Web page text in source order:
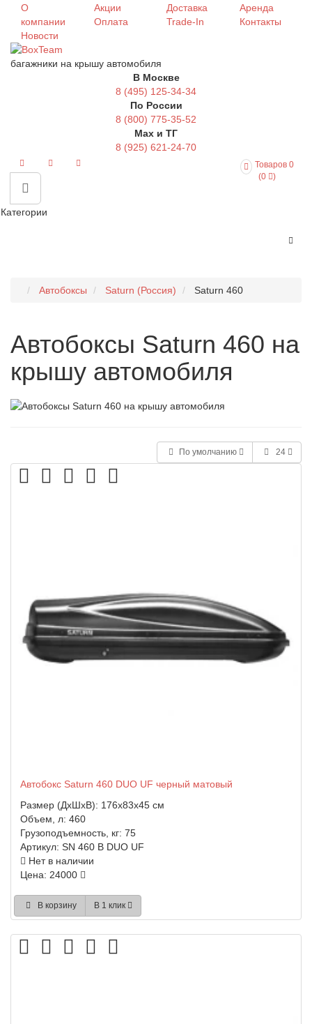
О
компании
Новости
Акции
Оплата
Доставка
Trade-In
Аренда
Контакты
багажники на крышу автомобиля
В Москве
8 (495) 125-34-34
По России
8 (800) 775-35-52
Max и ТГ
8 (925) 621-24-70
Товаров 0
(0
)
Категории
Автобоксы Saturn (Россия) Saturn 460
Автобоксы Saturn 460 на
крышу автомобиля
По умолчанию 24
Автобокс Saturn 460 DUO UF черный матовый
Размер (ДхШхВ): 176x83x45 см
Объем, л: 460
Грузоподъемность, кг: 75
Артикул: SN 460 B DUO UF
Нет в наличии
Цена: 24000
В корзину В 1 клик